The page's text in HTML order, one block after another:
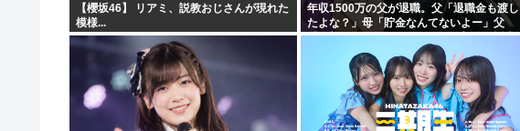
【櫻坂46】 リアミ、説教おじさんが現れた
模様...
年収1500万の父が退職。父「退職金も渡し
たよな？」母「貯金なんてないよー」父
「全部なくなったの！？」→予想外の返事
に家族騒然となり…